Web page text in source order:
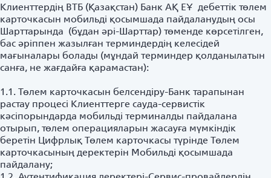
Клиенттердің ВТБ (Қазақстан) Банк АҚ ЕҰ дебеттік төлем
карточкасын мобильді қосымшада пайдаланудың осы
Шарттарында (бұдан әрі-Шарттар) төменде көрсетілген,
бас әріппен жазылған терминдердің келесідей
мағыналары болады (мұндай терминдер қолданылатын
санға, не жағдайға қарамастан):
1.1. Төлем карточкасын белсендіру-Банк тарапынан
растау процесі Клиенттерге сауда-сервистік
кәсіпорындарда мобильді терминалды пайдалана
отырып, төлем операцияларын жасауға мүмкіндік
беретін Цифрлық Төлем карточкасы түрінде Төлем
карточкасының деректерін Мобильді қосымшада
пайдалану;